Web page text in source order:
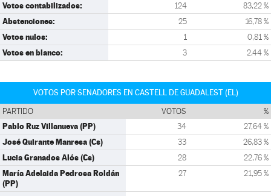
Votos contabilizados: 124 83,22 %
Abstenciones: 25 16,78 %
Votos nulos: 1 0,81 %
Votos en blanco: 3 2,44 %
VOTOS POR SENADORES EN CASTELL DE GUADALEST (EL)
PARTIDO VOTOS %
Pablo Ruz Villanueva (PP) 34 27,64 %
José Quirante Manresa (Cs) 33 26,83 %
Lucia Granados Alós (Cs) 28 22,76 %
María Adelaida Pedrosa Roldán
(PP)
27 21,95 %